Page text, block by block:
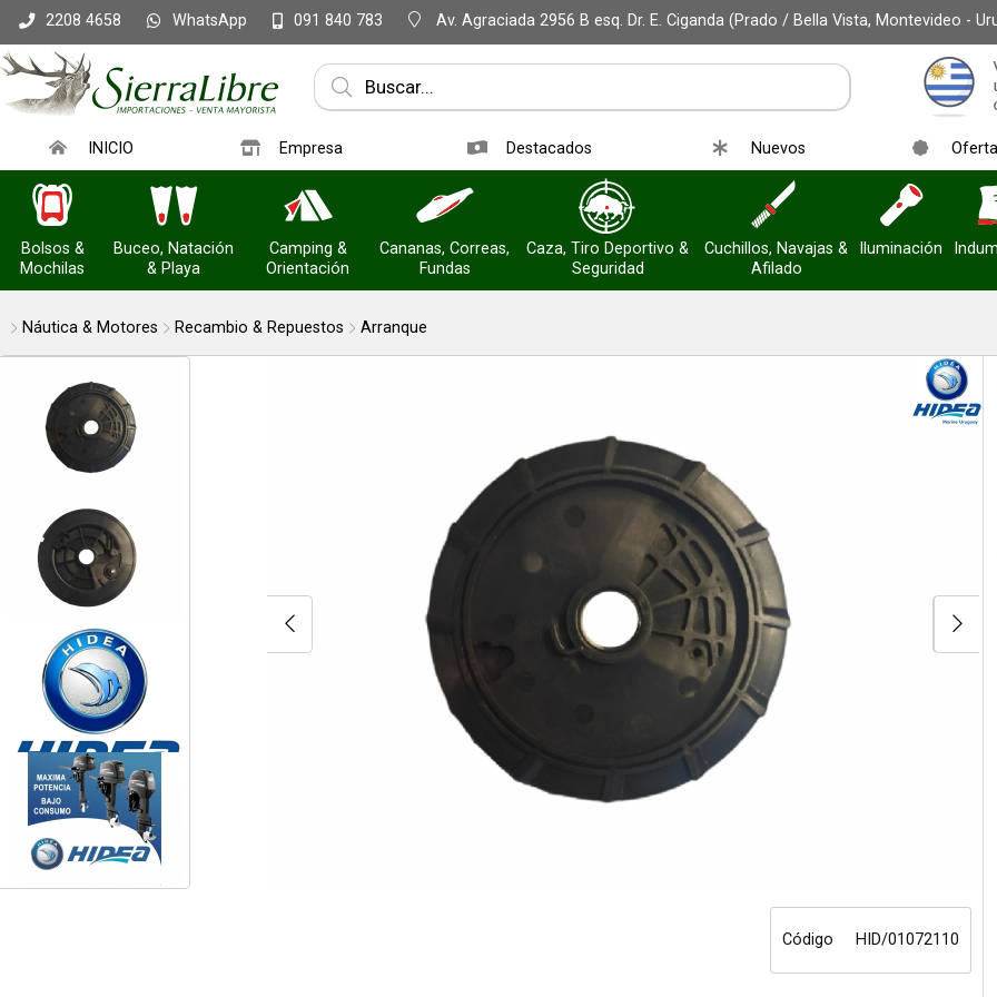
Compartir por email
2208 4658 WhatsApp 091 840 783 Av. Agraciada 2956 B esq. Dr. E. Ciganda (Prado / Bella Vista, Montevideo -
INICIO Empresa Destacados Nuevos
Bolsos &
Mochilas
Buceo, Natación
& Playa
Camping &
Orientación
Cananas, Correas,
Fundas
Caza, Tiro Deportivo &
Seguridad
Cuchillos, Navajas &
Afilado
Iluminación
Náutica & Motores Recambio & Repuestos Arranque
Código HID/01072110